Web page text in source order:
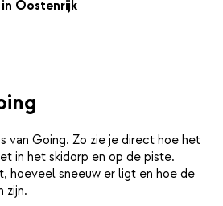
Oostenrijk
van Going. Zo zie je direct hoe het
in het skidorp en op de piste.
hoeveel sneeuw er ligt en hoe de
zijn.